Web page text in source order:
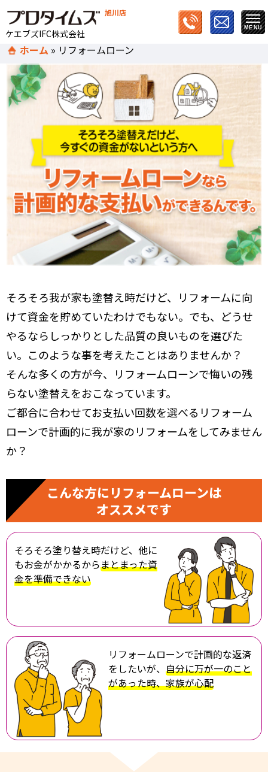
旭川店
ケエブズIFC株式会社
ホーム » リフォームローン
そろそろ我が家も塗替え時だけど、リフォームに向
けて資金を貯めていたわけでもない。でも、どうせ
やるならしっかりとした品質の良いものを選びた
い。このような事を考えたことはありませんか？
そんな多くの方が今、リフォームローンで悔いの残
らない塗替えをおこなっています。
ご都合に合わせてお支払い回数を選べるリフォーム
ローンで計画的に我が家のリフォームをしてみません
か？
こんな方にリフォームローンは
オススメです
そろそろ塗り替え時だけど、他に
もお金がかかるからまとまった資
金を準備できない
リフォームローンで計画的な返済
をしたいが、 自分に万が一のこと
があった時、家族が心配